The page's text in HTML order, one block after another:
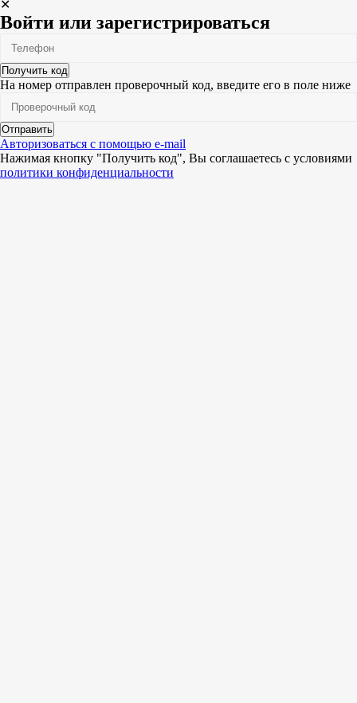
✕
Войти или зарегистрироваться
Получить код
На номер отправлен проверочный код, введите его в поле ниже
Отправить
Авторизоваться с помощью e-mail
Нажимая кнопку "Получить код", Вы соглашаетесь c условиями
политики конфиденциальности